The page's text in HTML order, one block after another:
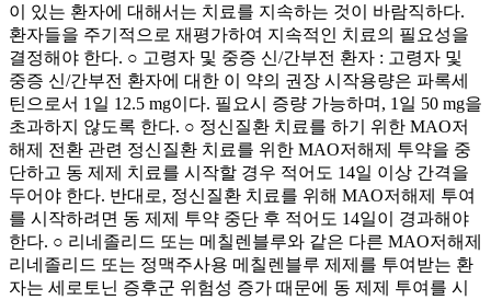
이 있는 환자에 대해서는 치료를 지속하는 것이 바람직하다.
환자들을 주기적으로 재평가하여 지속적인 치료의 필요성을
결정해야 한다. ○ 고령자 및 중증 신/간부전 환자 : 고령자 및
중증 신/간부전 환자에 대한 이 약의 권장 시작용량은 파록세
틴으로서 1일 12.5 mg이다. 필요시 증량 가능하며, 1일 50 mg을
초과하지 않도록 한다. ○ 정신질환 치료를 하기 위한 MAO저
해제 전환 관련 정신질환 치료를 위한 MAO저해제 투약을 중
단하고 동 제제 치료를 시작할 경우 적어도 14일 이상 간격을
두어야 한다. 반대로, 정신질환 치료를 위해 MAO저해제 투여
를 시작하려면 동 제제 투약 중단 후 적어도 14일이 경과해야
한다. ○ 리네졸리드 또는 메칠렌블루와 같은 다른 MAO저해제
리네졸리드 또는 정맥주사용 메칠렌블루 제제를 투여받는 환
자는 세로토닌 증후군 위험성 증가 때문에 동 제제 투여를 시